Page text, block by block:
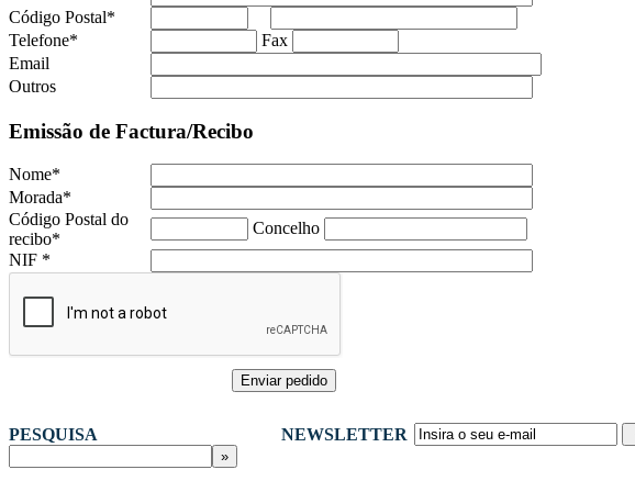
Código Postal*
Telefone*
Fax
Email
Outros
Emissão de Factura/Recibo
Nome*
Morada*
Código Postal do
recibo*
Concelho
NIF *
PESQUISA NEWSLETTER